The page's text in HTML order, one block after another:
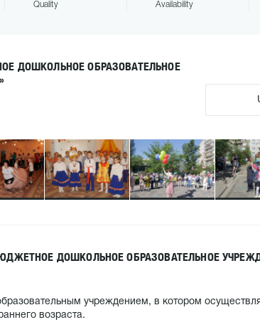
Quality Availability
ДОШКОЛЬНОЕ ОБРАЗОВАТЕЛЬНОЕ
БЮДЖЕТНОЕ ДОШКОЛЬНОЕ ОБРАЗОВАТЕЛЬНОЕ
учреждением, в котором
возраста.